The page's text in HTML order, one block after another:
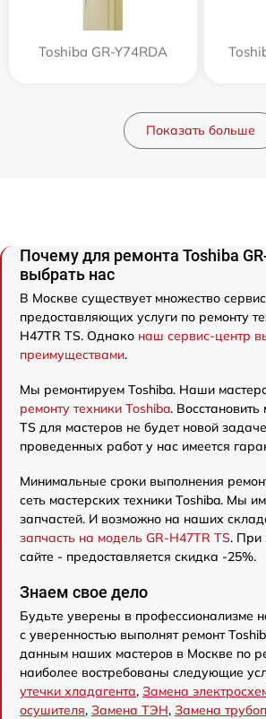
Toshiba GR-Y74RDA
Показать больше
Почему для ремонта Toshiba
выбрать нас
В Москве существует множество
предоставляющих услуги по ремонту
H47TR TS. Однако наш сервис-центр
преимуществами.
Мы ремонтируем Toshiba. Наши
ремонту техники Toshiba.
TS для мастеров не будет новой
проведенных работ у нас имеется
Минимальные сроки выполнения
сеть мастерских техники Toshiba. Мы
запчастей. И возможно на наших
запчасть на модель GR-H47TR TS. При
сайте - предоставляется скидка -25%.
Знаем свое дело
Будьте уверены в профессионализме
с уверенностью выполнят ремонт
данным наших мастеров в Москве по
наиболее востребованы следующие
утечки хладагента, Замена
осушителя, Замена ТЭН, Замена